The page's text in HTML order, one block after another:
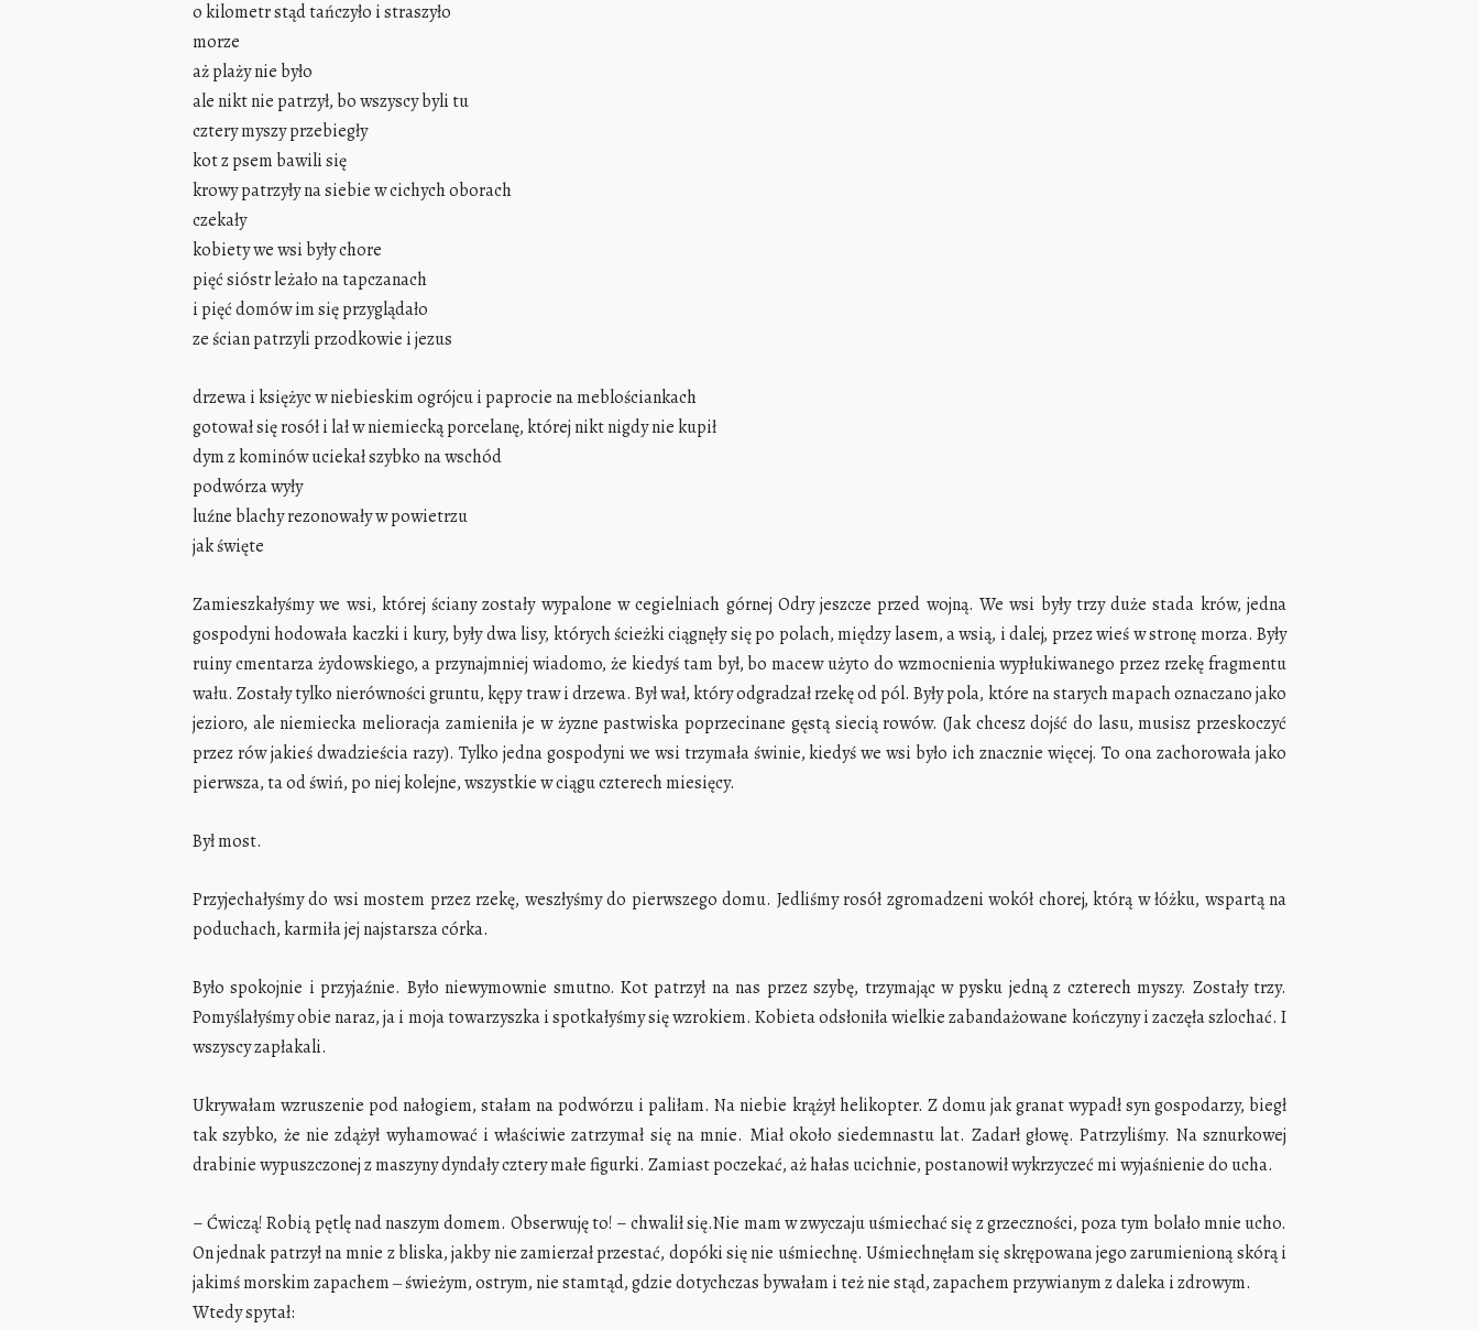
o kilometr stąd tańczyło i straszyło
morze
aż plaży nie było
ale nikt nie patrzył, bo wszyscy byli tu
cztery myszy przebiegły
kot z psem bawili się
krowy patrzyły na siebie w cichych oborach
czekały
kobiety we wsi były chore
pięć sióstr leżało na tapczanach
i pięć domów im się przyglądało
ze ścian patrzyli przodkowie i jezus
drzewa i księżyc w niebieskim ogrójcu i paprocie na meblościankach
gotował się rosół i lał w niemiecką porcelanę, której nikt nigdy nie kupił
dym z kominów uciekał szybko na wschód
podwórza wyły
luźne blachy rezonowały w powietrzu
jak święte
Zamieszkałyśmy we wsi, której ściany zostały wypalone w cegielniach górnej Odry jeszcze przed wojną. We wsi były trzy duże stada krów, jedna
gospodyni hodowała kaczki i kury, były dwa lisy, których ścieżki ciągnęły się po polach, między lasem, a wsią, i dalej, przez wieś w stronę morza. Były
ruiny cmentarza żydowskiego, a przynajmniej wiadomo, że kiedyś tam był, bo macew użyto do wzmocnienia wypłukiwanego przez rzekę fragmentu
wału. Zostały tylko nierówności gruntu, kępy traw i drzewa. Był wał, który odgradzał rzekę od pól. Były pola, które na starych mapach oznaczano jako
jezioro, ale niemiecka melioracja zamieniła je w żyzne pastwiska poprzecinane gęstą siecią rowów. (Jak chcesz dojść do lasu, musisz przeskoczyć
przez rów jakieś dwadzieścia razy). Tylko jedna gospodyni we wsi trzymała świnie, kiedyś we wsi było ich znacznie więcej. To ona zachorowała jako
pierwsza, ta od świń, po niej kolejne, wszystkie w ciągu czterech miesięcy.
Był most.
Przyjechałyśmy do wsi mostem przez rzekę, weszłyśmy do pierwszego domu. Jedliśmy rosół zgromadzeni wokół chorej, którą w łóżku, wspartą na
poduchach, karmiła jej najstarsza córka.
Było spokojnie i przyjaźnie. Było niewymownie smutno. Kot patrzył na nas przez szybę, trzymając w pysku jedną z czterech myszy. Zostały trzy.
Pomyślałyśmy obie naraz, ja i moja towarzyszka i spotkałyśmy się wzrokiem. Kobieta odsłoniła wielkie zabandażowane kończyny i zaczęła szlochać. I
wszyscy zapłakali.
Ukrywałam wzruszenie pod nałogiem, stałam na podwórzu i paliłam. Na niebie krążył helikopter. Z domu jak granat wypadł syn gospodarzy, biegł
tak szybko, że nie zdążył wyhamować i właściwie zatrzymał się na mnie. Miał około siedemnastu lat. Zadarł głowę. Patrzyliśmy. Na sznurkowej
drabinie wypuszczonej z maszyny dyndały cztery małe figurki. Zamiast poczekać, aż hałas ucichnie, postanowił wykrzyczeć mi wyjaśnienie do ucha.
– Ćwiczą! Robią pętlę nad naszym domem. Obserwuję to! – chwalił się.Nie mam w zwyczaju uśmiechać się z grzeczności, poza tym bolało mnie ucho.
On jednak patrzył na mnie z bliska, jakby nie zamierzał przestać, dopóki się nie uśmiechnę. Uśmiechnęłam się skrępowana jego zarumienioną skórą i
jakimś morskim zapachem ‒ świeżym, ostrym, nie stamtąd, gdzie dotychczas bywałam i też nie stąd, zapachem przywianym z daleka i zdrowym.
Wtedy spytał: